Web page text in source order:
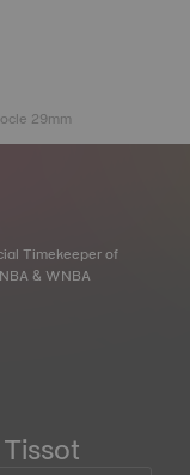
29mm
Timekeeper of
& WNBA